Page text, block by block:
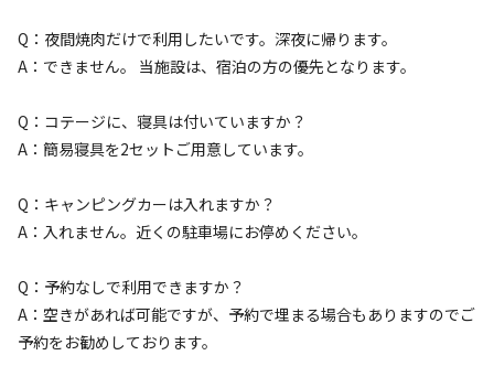
Q：夜間焼肉だけで利用したいです。深夜に帰ります。
A：できません。 当施設は、宿泊の方の優先となります。
Q：コテージに、寝具は付いていますか？
A：簡易寝具を2セットご用意しています。
Q：キャンピングカーは入れますか？
A：入れません。近くの駐車場にお停めください。
Q：予約なしで利用できますか？
A：空きがあれば可能ですが、予約で埋まる場合もありますのでご
予約をお勧めしております。
詳細・空き確認
宿泊 区画サイト
区画サイト④【22.75㎡】